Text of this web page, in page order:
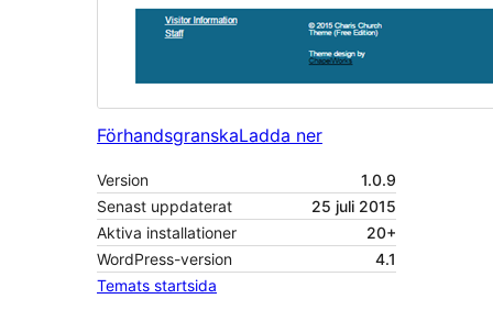
FörhandsgranskaLadda ner
Version
1.0.9
Senast uppdaterat
25 juli 2015
Aktiva installationer
20+
WordPress-version
4.1
Temats startsida